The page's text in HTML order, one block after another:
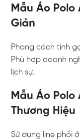
Mẫu Áo Polo
Giản
Phong cách tinh
Phù hợp doanh
lịch sự.
Mẫu Áo Polo
Thương Hiệu
Sử dụng line phối